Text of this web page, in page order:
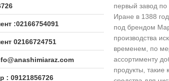
:02166754091
02166724751
: 09121856726
первый завод по
Иране в 1388
под брендом
производства
временем, по
ассортименту
продукты, такие